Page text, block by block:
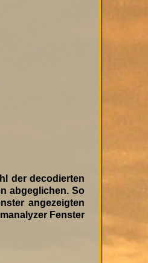
der decodierten
abgeglichen. So
angezeigten
Fenster